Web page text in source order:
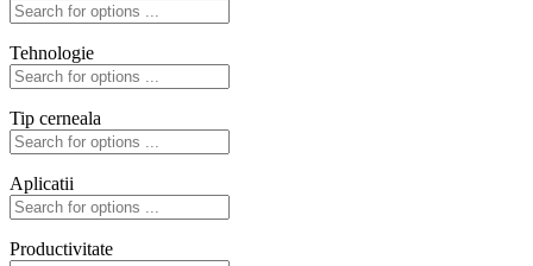
Tehnologie
Tip cerneala
Aplicatii
Productivitate